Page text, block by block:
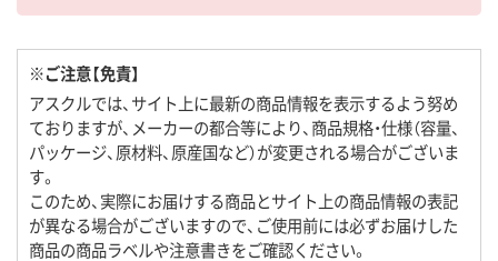
※ご注意【免責】
アスクルでは、サイト上に最新の商品情報を表示するよう努め
ておりますが、メーカーの都合等により、商品規格・仕様（容量、
パッケージ、原材料、原産国など）が変更される場合がございま
す。
このため、実際にお届けする商品とサイト上の商品情報の表記
が異なる場合がございますので、ご使用前には必ずお届けした
商品の商品ラベルや注意書きをご確認ください。